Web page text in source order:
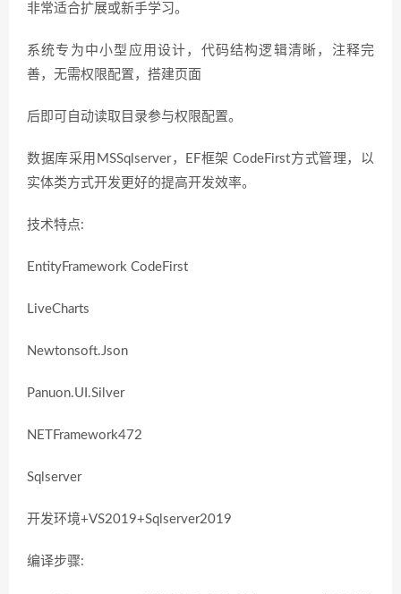
非常适合扩展或新手学习。
系统专为中小型应用设计，代码结构逻辑清晰，注释完
善，无需权限配置，搭建页面
后即可自动读取目录参与权限配置。
数据库采用MSSqlserver，EF框架 CodeFirst方式管理，以
实体类方式开发更好的提高开发效率。
技术特点:
EntityFramework CodeFirst
LiveCharts
Newtonsoft.Json
Panuon.UI.Silver
NETFramework472
Sqlserver
开发环境+VS2019+Sqlserver2019
编译步骤: